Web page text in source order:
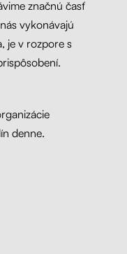
značnú časť
vykonávajú
je v rozpore s
denne.